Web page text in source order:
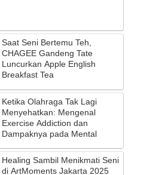
Saat Seni Bertemu Teh,
CHAGEE Gandeng Tate
Luncurkan Apple English
Breakfast Tea
Ketika Olahraga Tak Lagi
Menyehatkan: Mengenal
Exercise Addiction dan
Dampaknya pada Mental
Healing Sambil Menikmati Seni
di ArtMoments Jakarta 2025